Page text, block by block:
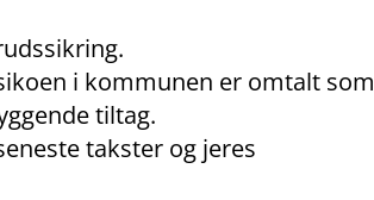
i kommunen er omtalt som
tiltag.
takster og jeres